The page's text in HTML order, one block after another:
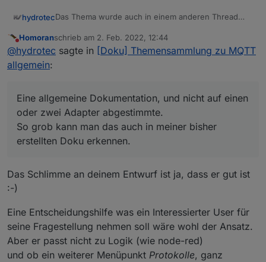
hydrotecDas Thema wurde auch in einem anderen Thread
gefunden.
@apollon77sagte inGrundidee der
Themenausrichtung der Doku:
@apollon77Genau,
herstellerübergreifende Standards und
Protokolle: mqtt, zigbee, z-wave, knx, ...
und wie diese sich integrieren kurz
einzelnen Adaptern.
man mal überlegen wo man das in die Struktur
einsortiert, aber ja könnte für Interessenten vor
allem interessant sein ...
homoran sagte in
Grundidee der
Themenausrichtung der Doku:
@apollon77sagte inGrundidee der
Themenausrichtung der Doku
Automatisierung"-Startseite genau so ein
Regelformen Rules, Blockly, Skripte und am
Ende auch Node-Red.
Genau - da passt dann z.B. node-red hinein.
@apollon77sagte in
@ homoran "IoT Technologien und Protokolle"
@homoran sagte in[Doku] Themensammlung zu
MQTT allgemein:
Ich weiß nicht was du darunter verstehst.
Nicht stören
Homoranschrieb am 2. Feb. 2022, 12:44
zuletzt editiert von
@hydrotec sagte in [Doku] Themensammlung zu MQTT
allgemein:
Eine allgemeine Dokumentation, und nicht auf einen
oder zwei Adapter abgestimmte.
So grob kann man das auch in meiner bisher
erstellten Doku erkennen.
Das Schlimme an deinem Entwurf ist ja, dass er gut ist
:-)
Eine Entscheidungshilfe was ein Interessierter User für
seine Fragestellung nehmen soll wäre wohl der Ansatz.
Aber er passt nicht zu Logik (wie node-red)
und ob ein weiterer Menüpunkt Protokolle, ganz